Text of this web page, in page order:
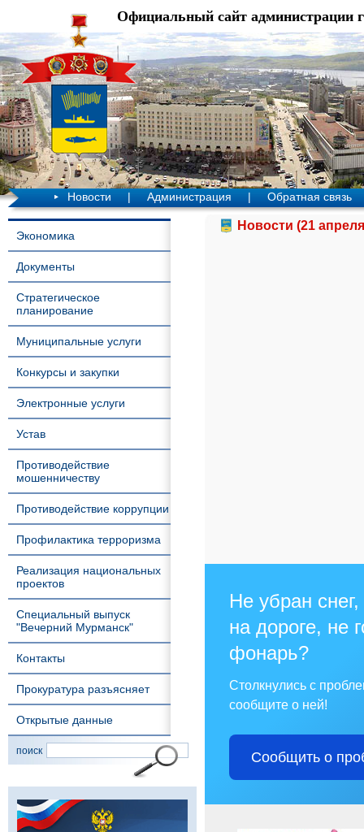
Официальный сайт администрации
Новости | Администрация | Обратная связь
Экономика
Документы
Стратегическое
планирование
Муниципальные услуги
Конкурсы и закупки
Электронные услуги
Устав
Противодействие
мошенничеству
Противодействие коррупции
Профилактика терроризма
Реализация национальных
проектов
Специальный выпуск
"Вечерний Мурманск"
Контакты
Прокуратура разъясняет
Открытые данные
поиск
Новости (21
Не убран
на дороге, не
фонарь?
Столкнулись с
сообщите о ней!
Сообщить о